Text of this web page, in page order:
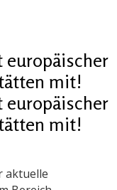
europäischer
mit!
europäischer
mit!
aktuelle